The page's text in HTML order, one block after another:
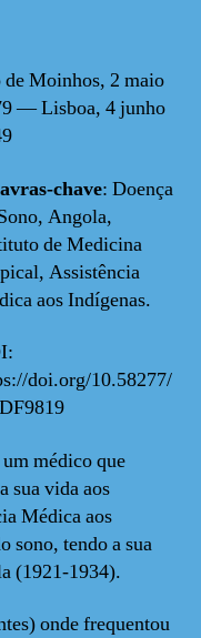
Moinhos, 2 maio
— Lisboa, 4 junho
chave: Doença
Angola,
de Medicina
Assistência
aos Indígenas.
doi.org/10.58277/
médico que
sua vida aos
Médica aos
sono, tendo a sua
(1921-1934).
onde frequentou